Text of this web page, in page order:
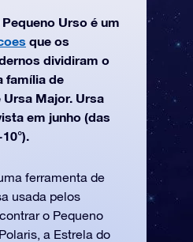
Urso é um
que os
dividiram o
família de
Major. Ursa
em junho (das
ferramenta de
usada pelos
o Pequeno
a Estrela do